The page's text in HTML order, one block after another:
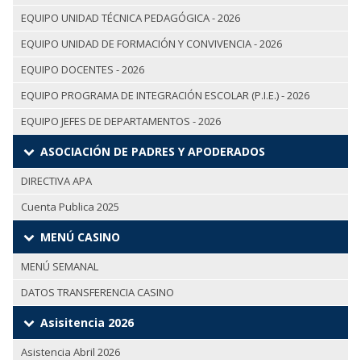
EQUIPO UNIDAD TÉCNICA PEDAGÓGICA - 2026
EQUIPO UNIDAD DE FORMACIÓN Y CONVIVENCIA - 2026
EQUIPO DOCENTES - 2026
EQUIPO PROGRAMA DE INTEGRACIÓN ESCOLAR (P.I.E.) - 2026
EQUIPO JEFES DE DEPARTAMENTOS - 2026
ASOCIACIÓN DE PADRES Y APODERADOS
DIRECTIVA APA
Cuenta Publica 2025
MENÚ CASINO
MENÚ SEMANAL
DATOS TRANSFERENCIA CASINO
Asisitencia 2026
Asistencia Abril 2026